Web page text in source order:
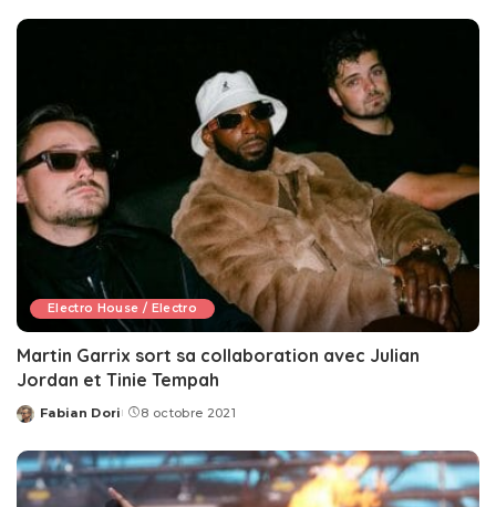
Electro House / Electro
Martin Garrix sort sa collaboration avec Julian
Jordan et Tinie Tempah
Posted
Fabian Dori 8 octobre 2021